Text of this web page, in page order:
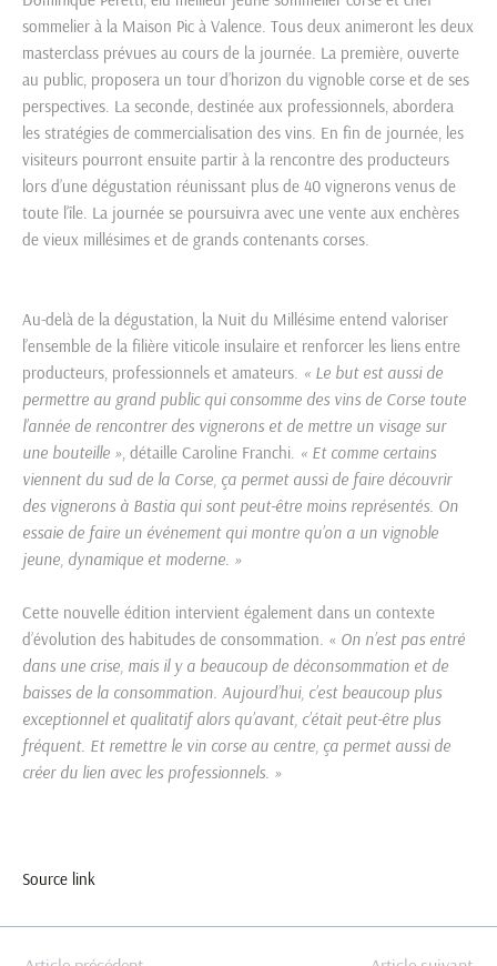
sommelier à la Maison Pic à Valence. Tous deux animeront les deux
masterclass prévues au cours de la journée. La première, ouverte
au public, proposera un tour d’horizon du vignoble corse et de ses
perspectives. La seconde, destinée aux professionnels, abordera
les stratégies de commercialisation des vins. En fin de journée, les
visiteurs pourront ensuite partir à la rencontre des producteurs
lors d’une dégustation réunissant plus de 40 vignerons venus de
toute l’île. La journée se poursuivra avec une vente aux enchères
de vieux millésimes et de grands contenants corses.
Au-delà de la dégustation, la Nuit du Millésime entend valoriser
l’ensemble de la filière viticole insulaire et renforcer les liens entre
producteurs, professionnels et amateurs. « Le but est aussi de
permettre au grand public qui consomme des vins de Corse toute
l’année de rencontrer des vignerons et de mettre un visage sur
une bouteille », détaille Caroline Franchi. « Et comme certains
viennent du sud de la Corse, ça permet aussi de faire découvrir
des vignerons à Bastia qui sont peut-être moins représentés. On
essaie de faire un événement qui montre qu’on a un vignoble
jeune, dynamique et moderne. »
Cette nouvelle édition intervient également dans un contexte
d’évolution des habitudes de consommation. « On n’est pas entré
dans une crise, mais il y a beaucoup de déconsommation et de
baisses de la consommation. Aujourd’hui, c’est beaucoup plus
exceptionnel et qualitatif alors qu’avant, c’était peut-être plus
fréquent. Et remettre le vin corse au centre, ça permet aussi de
créer du lien avec les professionnels. »
Source link